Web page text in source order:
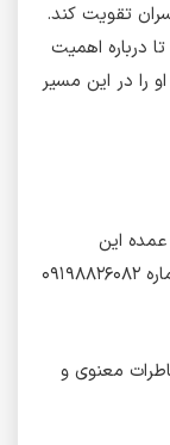
تقویت کند.
درباره اهمیت
را در این مسیر
این
محصول ، در واتساپ، تلگرام، بله یا ایتا با شماره ۰۹۱۹۸۸۲۶۰۸۲
معنوی و